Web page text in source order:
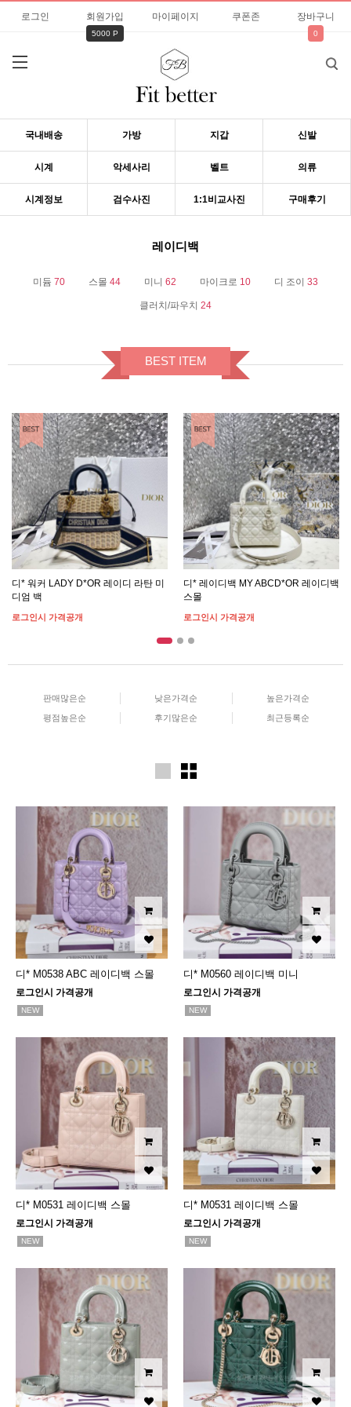
로그인 회원가입
5000 P
마이페이지 쿠폰존 장바구니
0
국내배송 가방 지갑 신발
시계 악세사리 벨트 의류
시계정보 검수사진 1:1비교사진 구매후기
레이디백
미듐 70 스몰 44 미니 62 마이크로 10 디 조이 33
클러치/파우치 24
BEST ITEM
디* 워커 LADY D*OR 레이디 라탄 미
디엄 백
로그인시 가격공개
디* 레이디백 MY ABCD*OR 레이디백
스몰
로그인시 가격공개
BEST ITEM BEST ITEM
판매많은순 낮은가격순 높은가격순
평점높은순 후기많은순 최근등록순
디* M0538 ABC 레이디백 스몰
로그인시 가격공개
NEW
디* M0560 레이디백 미니
로그인시 가격공개
NEW
디* M0531 레이디백 스몰
로그인시 가격공개
NEW
디* M0531 레이디백 스몰
로그인시 가격공개
NEW